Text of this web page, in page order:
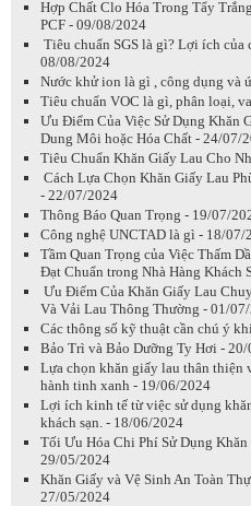
Hợp Chất Clo Hóa Trong Tẩy
PCF - 09/08/2024
Tiêu chuẩn SGS là gì? Lợi ích của
08/08/2024
Nước khử ion là gì , công dụng và
Tiêu chuẩn VOC là gì, phân loại,
Ưu Điểm Của Việc Sử Dụng Khăn
Dung Môi hoặc Hóa Chất - 24/07/
Tiêu Chuẩn Khăn Giấy Lau Cho
Cách Lựa Chọn Khăn Giấy Lau
- 22/07/2024
Thông Báo Quan Trọng - 19/07/
Công nghệ UNCTAD là gì - 18/07/
Tầm Quan Trọng của Việc Thấm
Đạt Chuẩn trong Nhà Hàng Khách
Ưu Điểm Của Khăn Giấy Lau
Và Vải Lau Thông Thường - 01/
Các thông số kỹ thuật cần chú ý
Bảo Trì và Bảo Dưỡng Ty Hơi -
Lựa chọn khăn giấy lau thân thiện
hành tinh xanh - 19/06/2024
Lợi ích kinh tế từ việc sử dụng
khách sạn. - 18/06/2024
Tối Ưu Hóa Chi Phí Sử Dụng
29/05/2024
Khăn Giấy và Vệ Sinh An Toàn
27/05/2024